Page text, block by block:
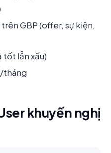
GBP (offer, sự kiện,
tốt lẫn xấu)
tháng
khuyến nghị